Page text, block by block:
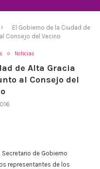
El Gobierno de la Ciudad de
Consejo del Vecino
Noticias
de Alta Gracia
al Consejo del
de Gobierno
representantes de los